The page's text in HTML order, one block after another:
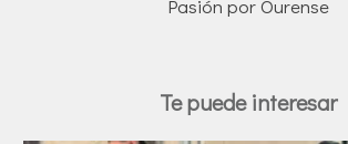
Pasión por Ourense
Te puede interesar